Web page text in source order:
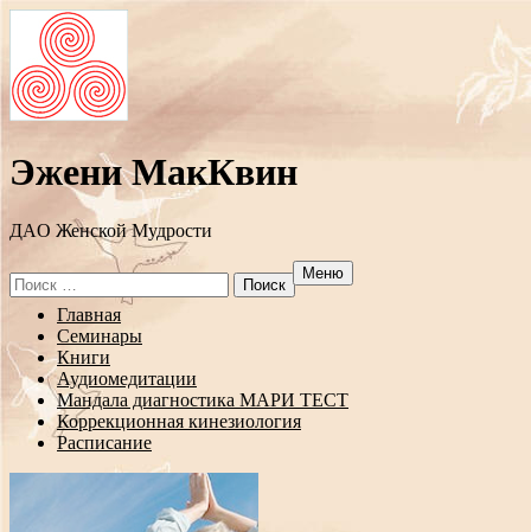
Эжени МакКвин
ДAO Женской Мудрости
Search
for:
Меню
Перейти
содержанию
Главная
Семинары
Книги
Аудиомедитации
Мандала диагностика МАРИ ТЕСТ
Коррекционная кинезиология
Расписание